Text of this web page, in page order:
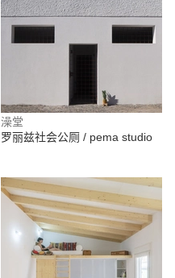
澡堂
罗丽兹社会公厕 / pema studio